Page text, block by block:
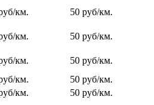
км.
50 руб/км.
км.
50 руб/км.
км.
50 руб/км.
км.
50 руб/км.
км.
50 руб/км.